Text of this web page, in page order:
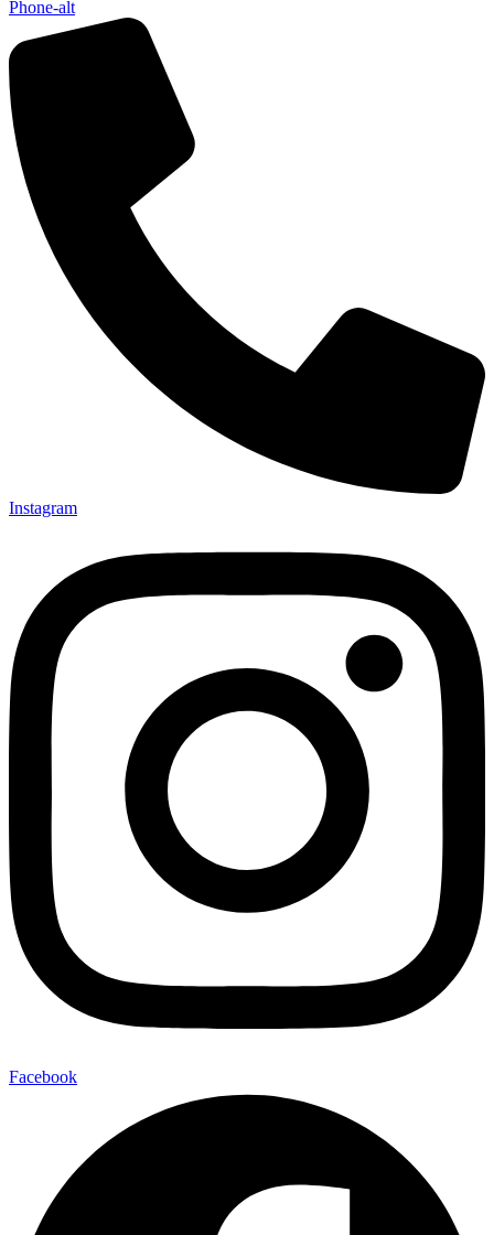
Phone-alt
Instagram
Facebook